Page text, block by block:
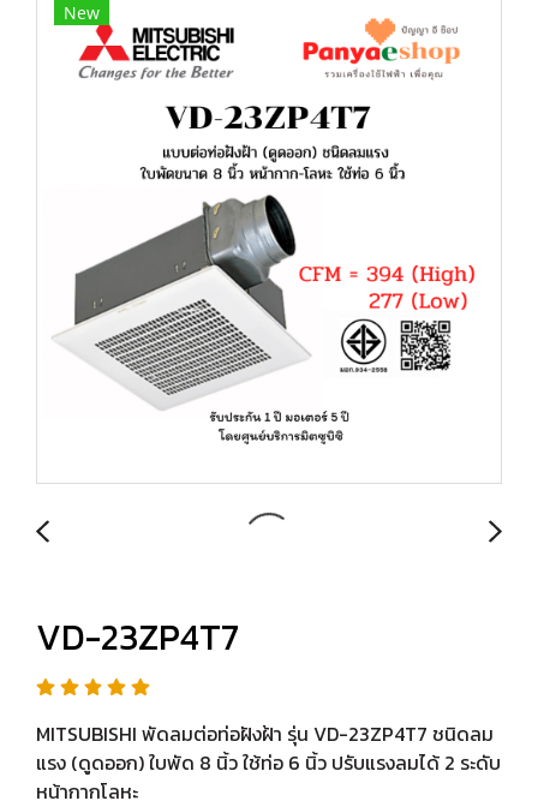
New
VD-23ZP4T7
MITSUBISHI พัดลมต่อท่อฝังฝ้า รุ่น VD-23ZP4T7 ชนิดลม
แรง (ดูดออก) ใบพัด 8 นิ้ว ใช้ท่อ 6 นิ้ว ปรับแรงลมได้ 2 ระดับ
หน้ากากโลหะ